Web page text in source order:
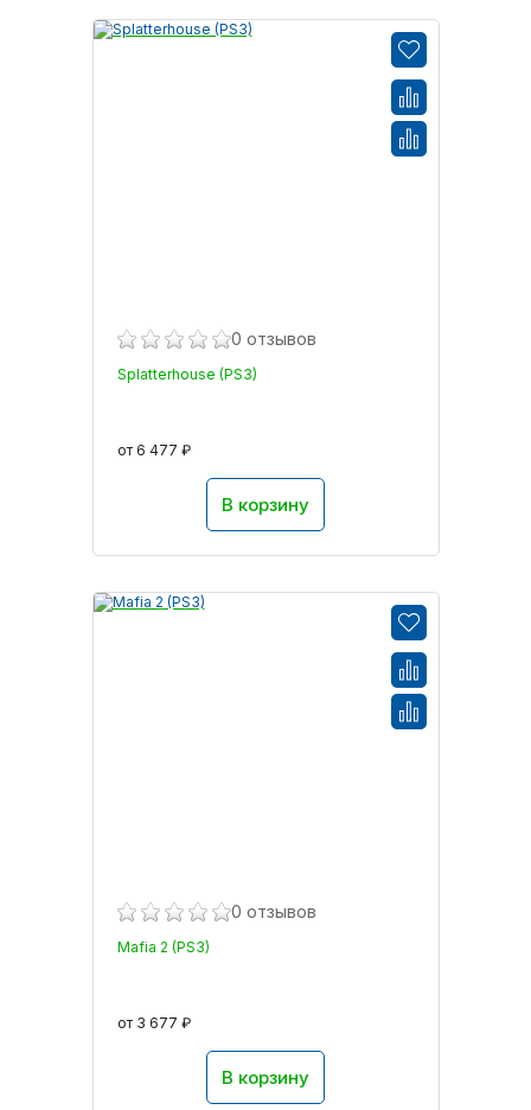
0 отзывов
Splatterhouse (PS3)
от 6 477 ₽
В корзину
0 отзывов
Mafia 2 (PS3)
от 3 677 ₽
В корзину